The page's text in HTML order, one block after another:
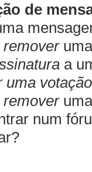
de
remover
a
uma votação
remover
num